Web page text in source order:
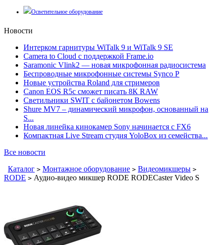
Осветительное оборудование
Новости
Интерком гарнитуры WiTalk 9 и WiTalk 9 SE
Camera to Cloud с поддержкой Frame.io
Saramonic Vlink2 — новая микрофонная радиосистема
Беспроводные микрофонные системы Synco P
Новые устройства Roland для стримеров
Canon EOS R5c сможет писать 8К RAW
Светильники SWIT с байонетом Bowens
Shure MV7 – динамический микрофон, основанный на
S...
Новая линейка кинокамер Sony начинается с FX6
Компактная Live Stream студия YoloBox из семейства...
Все новости
Каталог > Монтажное оборудование > Видеомикшеры >
RODE > Аудио-видео микшер RODE RODECaster Video S